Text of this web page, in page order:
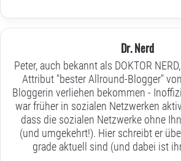
Dr. Nerd
Peter, auch bekannt als DOKTOR
Attribut "bester Allround-Blogger"
Bloggerin verliehen bekommen -
war früher in sozialen Netzwerken
dass die sozialen Netzwerke ohne
(und umgekehrt!). Hier schreibt er
grade aktuell sind (und dabei ist